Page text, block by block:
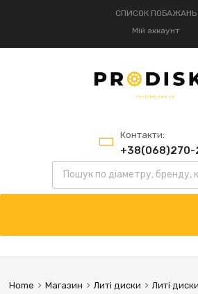
СПИСОК ПОБАЖАНЬ
Мій аккаунт
Контакти:
+38(095)834-
Home Магазин Литі диски Литі